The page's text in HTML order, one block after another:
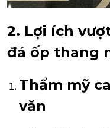
2. Lợi ích
đá ốp thang
Thẩm mỹ
văn